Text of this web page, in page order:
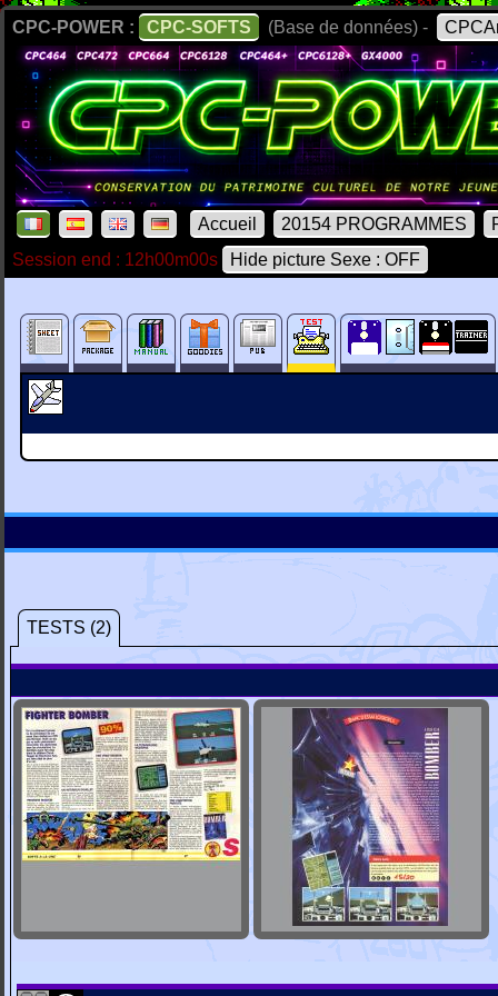
CPC-POWER : CPC-SOFTS (Base de données) -
Accueil 20154 PROGRAMMES
Session end : 12h00m00s
Hide picture Sexe : OFF
TESTS (2)